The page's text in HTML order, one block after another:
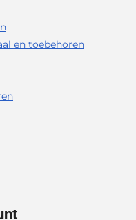
en toebehoren